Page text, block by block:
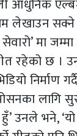
आधुनिक
लेखाउन सक्ने
मा
रहेको छ ।
निर्माण
लागि
उनले भने,